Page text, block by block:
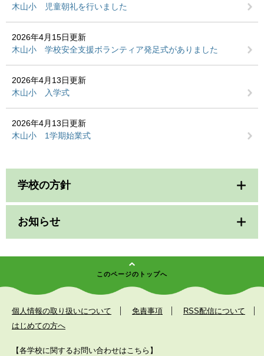
木山小 児童朝礼を行いました
2026年4月15日更新
木山小 学校安全支援ボランティア発足式がありました
2026年4月13日更新
木山小 入学式
2026年4月13日更新
木山小 1学期始業式
学校の方針
お知らせ
このページのトップへ
個人情報の取り扱いについて 免責事項
RSS配信について
はじめての方へ
【各学校に関するお問い合わせはこちら】